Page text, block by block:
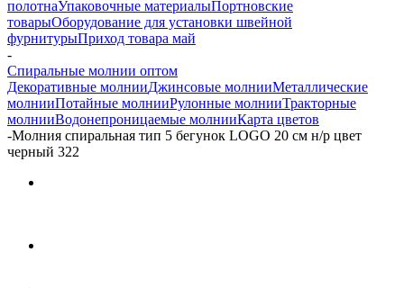
полотнаУпаковочные материалыПортновские
товарыОборудование для установки швейной
фурнитурыПриход товара май
-
Спиральные молнии оптом
Декоративные молнииДжинсовые молнииМеталлические
молнииПотайные молнииРулонные молнииТракторные
молнииВодонепроницаемые молнииКарта цветов
-Молния спиральная тип 5 бегунок LOGO 20 см н/р цвет
черный 322